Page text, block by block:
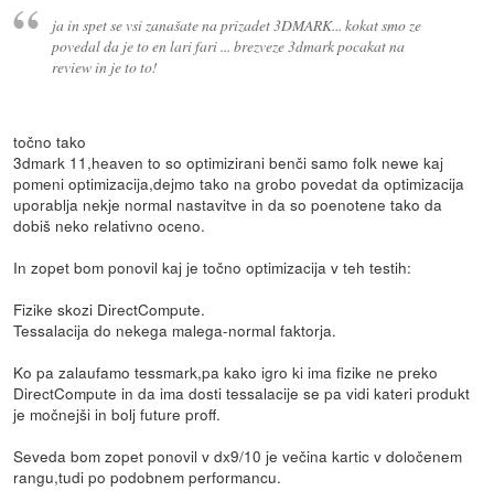
ja in spet se vsi zanašate na prizadet 3DMARK... kokat smo ze
povedal da je to en lari fari ... brezveze 3dmark pocakat na
review in je to to!
točno tako
3dmark 11,heaven to so optimizirani benči samo folk newe kaj
pomeni optimizacija,dejmo tako na grobo povedat da optimizacija
uporablja nekje normal nastavitve in da so poenotene tako da
dobiš neko relativno oceno.
In zopet bom ponovil kaj je točno optimizacija v teh testih:
Fizike skozi DirectCompute.
Tessalacija do nekega malega-normal faktorja.
Ko pa zalaufamo tessmark,pa kako igro ki ima fizike ne preko
DirectCompute in da ima dosti tessalacije se pa vidi kateri produkt
je močnejši in bolj future proff.
Seveda bom zopet ponovil v dx9/10 je večina kartic v določenem
rangu,tudi po podobnem performancu.